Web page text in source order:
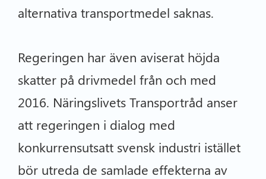
alternativa transportmedel saknas.
Regeringen har även aviserat höjda
skatter på drivmedel från och med
2016. Näringslivets Transportråd anser
att regeringen i dialog med
konkurrensutsatt svensk industri istället
bör utreda de samlade effekterna av